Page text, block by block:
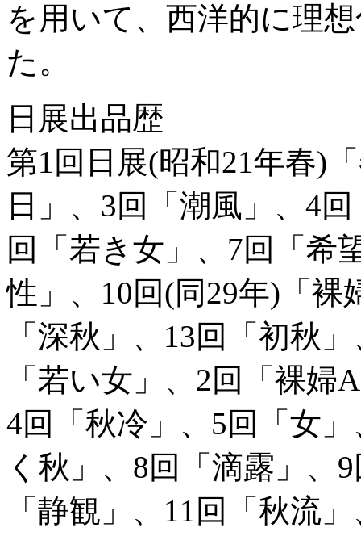
を用いて、西洋的に理
た。
日展出品歴
第1回日展(昭和21年春)
日」、3回「潮風」、4
回「若き女」、7回「希
性」、10回(同29年)「裸
「深秋」、13回「初秋
「若い女」、2回「裸
4回「秋冷」、5回「女
く秋」、8回「滴露」、
「静観」、11回「秋流